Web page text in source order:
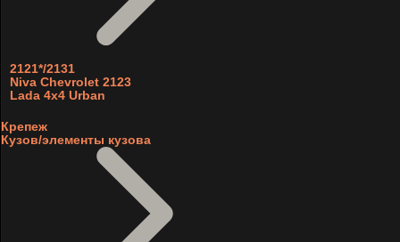
2121*/2131
Niva Chevrolet 2123
Lada 4x4 Urban
Крепеж
Кузов/элементы кузова